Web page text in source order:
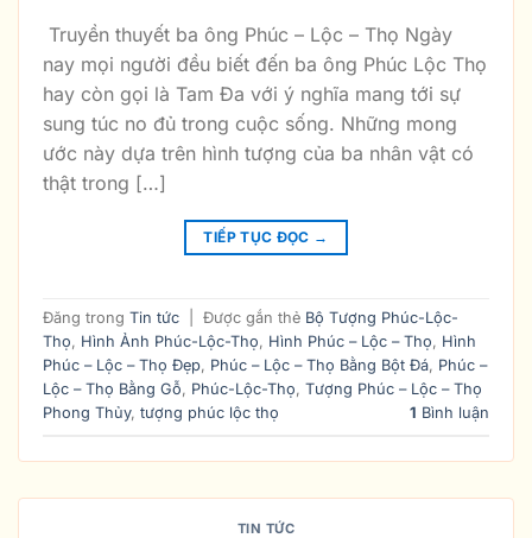
Truyền thuyết ba ông Phúc – Lộc – Thọ Ngày
nay mọi người đều biết đến ba ông Phúc Lộc Thọ
hay còn gọi là Tam Đa với ý nghĩa mang tới sự
sung túc no đủ trong cuộc sống. Những mong
ước này dựa trên hình tượng của ba nhân vật có
thật trong […]
TIẾP TỤC ĐỌC →
Đăng trong Tin tức Được gắn thẻ Bộ Tượng Phúc-Lộc-
Thọ, Hình Ảnh Phúc-Lộc-Thọ, Hình Phúc – Lộc – Thọ, Hình
Phúc – Lộc – Thọ Đẹp, Phúc – Lộc – Thọ Bằng Bột Đá, Phúc –
Lộc – Thọ Bằng Gỗ, Phúc-Lộc-Thọ, Tượng Phúc – Lộc – Thọ
Phong Thủy, tượng phúc lộc thọ 1 Bình luận
TIN TỨC